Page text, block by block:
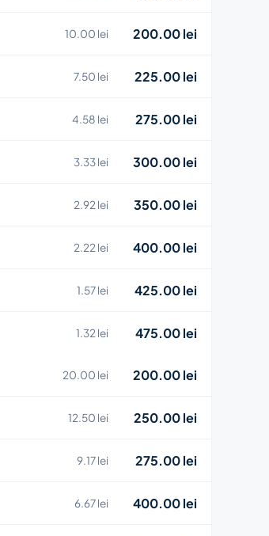
10.00 lei 200.00 lei
7.50 lei 225.00 lei
4.58 lei 275.00 lei
3.33 lei 300.00 lei
2.92 lei 350.00 lei
2.22 lei 400.00 lei
1.57 lei 425.00 lei
1.32 lei 475.00 lei
20.00 lei 200.00 lei
12.50 lei 250.00 lei
9.17 lei 275.00 lei
6.67 lei 400.00 lei